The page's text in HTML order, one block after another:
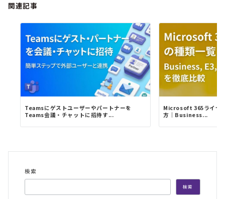
関連記事
Teamsにゲストユーザーやパートナーを
Teams会議・チャットに招待す...
Microsoft 365ライセ
方｜Business...
検索
検索